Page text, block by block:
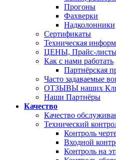
Прогоны
Фахверки
Надколонники
Сертификаты
Техническая
ЦЕНЫ, Прайс-
Как с нами работать
Партнёрская
Часто задаваемые
ОТЗЫВЫ наших
Наши Партнёры
Качество
Качество
Технический
Контроль
Входной
Контроль на